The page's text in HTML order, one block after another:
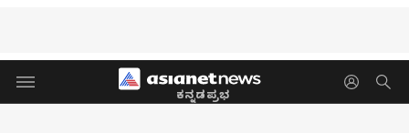
ಕನ್ನಡಪ್ರಭ